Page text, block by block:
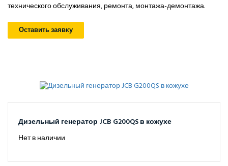
технического обслуживания, ремонта, монтажа-демонтажа.
Оставить заявку
Дизельный генератор JCB G200QS в кожухе
Нет в наличии